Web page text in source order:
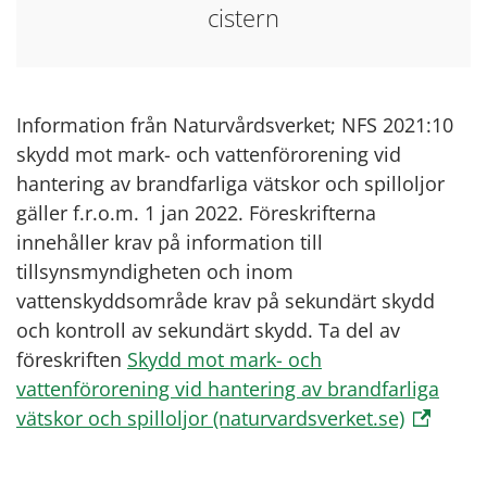
cistern
Information från Naturvårdsverket; NFS 2021:10
skydd mot mark- och vattenförorening vid
hantering av brandfarliga vätskor och spilloljor
gäller f.r.o.m. 1 jan 2022. Föreskrifterna
innehåller krav på information till
tillsynsmyndigheten och inom
vattenskyddsområde krav på sekundärt skydd
och kontroll av sekundärt skydd. Ta del av
föreskriften Skydd mot mark- och
vattenförorening vid hantering av brandfarliga
vätskor och spilloljor (naturvardsverket.se)